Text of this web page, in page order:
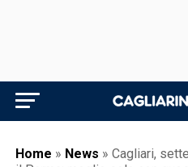
Home » News » Cagliari,